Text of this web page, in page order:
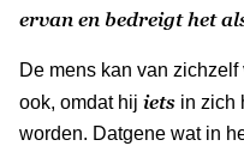
ervan en bedreigt het
De mens kan van
ook, omdat hij iets in zich
worden. Datgene wat in